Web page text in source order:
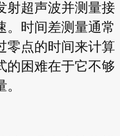
射超声波并测量接
。时间差测量通常
零点的时间来计算
的困难在于它不够